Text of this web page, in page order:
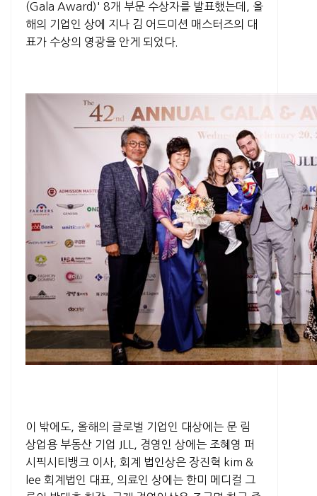
(Gala Award)' 8개 부문 수상자를 발표했는데, 올
해의 기업인 상에 지나 김 어드미션 매스터즈의 대
표가 수상의 영광을 안게 되었다.
이 밖에도, 올해의 글로벌 기업인 대상에는 문 림
상업용 부동산 기업 JLL, 경영인 상에는 조혜영 퍼
시픽시티뱅크 이사, 회계 법인상은 장진혁 kim &
lee 회계법인 대표, 의료인 상에는 한미 메디컬 그